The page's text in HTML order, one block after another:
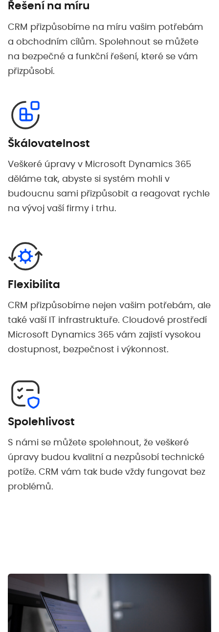
Řešení na míru
CRM přizpůsobíme na míru vašim potřebám
a obchodním cílům. Spolehnout se můžete
na bezpečné a funkční řešení, které se vám
přizpůsobí.
Škálovatelnost
Veškeré úpravy v Microsoft Dynamics 365
děláme tak, abyste si systém mohli v
budoucnu sami přizpůsobit a reagovat rychle
na vývoj vaší firmy i trhu.
Flexibilita
CRM přizpůsobíme nejen vašim potřebám, ale
také vaší IT infrastruktuře. Cloudové prostředí
Microsoft Dynamics 365 vám zajistí vysokou
dostupnost, bezpečnost i výkonnost.
Spolehlivost
S námi se můžete spolehnout, že veškeré
úpravy budou kvalitní a nezpůsobí technické
potíže. CRM vám tak bude vždy fungovat bez
problémů.